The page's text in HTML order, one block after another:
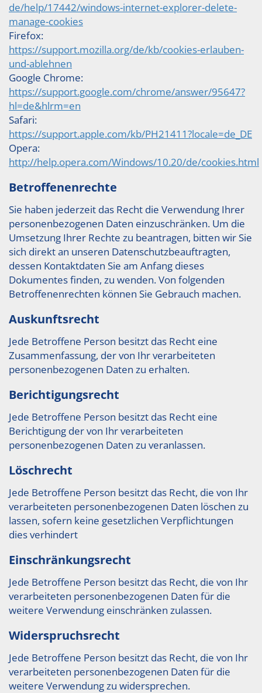
de/help/17442/windows-internet-explorer-delete-
manage-cookies
Firefox:
https://support.mozilla.org/de/kb/cookies-erlauben-
und-ablehnen
Google Chrome:
https://support.google.com/chrome/answer/95647?
hl=de&hlrm=en
Safari:
https://support.apple.com/kb/PH21411?locale=de_DE
Opera:
http://help.opera.com/Windows/10.20/de/cookies.html
Betroffenenrechte
Sie haben jederzeit das Recht die Verwendung Ihrer
personenbezogenen Daten einzuschränken. Um die
Umsetzung Ihrer Rechte zu beantragen, bitten wir Sie
sich direkt an unseren Datenschutzbeauftragten,
dessen Kontaktdaten Sie am Anfang dieses
Dokumentes finden, zu wenden. Von folgenden
Betroffenenrechten können Sie Gebrauch machen.
Auskunftsrecht
Jede Betroffene Person besitzt das Recht eine
Zusammenfassung, der von Ihr verarbeiteten
personenbezogenen Daten zu erhalten.
Berichtigungsrecht
Jede Betroffene Person besitzt das Recht eine
Berichtigung der von Ihr verarbeiteten
personenbezogenen Daten zu veranlassen.
Löschrecht
Jede Betroffene Person besitzt das Recht, die von Ihr
verarbeiteten personenbezogenen Daten löschen zu
lassen, sofern keine gesetzlichen Verpflichtungen
dies verhindert
Einschränkungsrecht
Jede Betroffene Person besitzt das Recht, die von Ihr
verarbeiteten personenbezogenen Daten für die
weitere Verwendung einschränken zulassen.
Widerspruchsrecht
Jede Betroffene Person besitzt das Recht, die von Ihr
verarbeiteten personenbezogenen Daten für die
weitere Verwendung zu widersprechen.